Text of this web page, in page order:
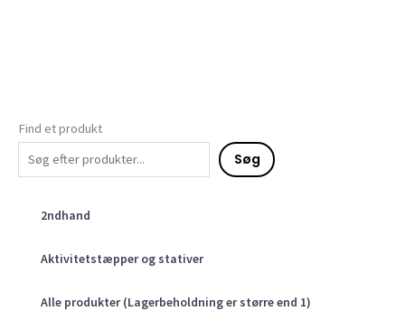
Find et produkt
Søg
2ndhand
Aktivitetstæpper og stativer
Alle produkter (Lagerbeholdning er større end 1)